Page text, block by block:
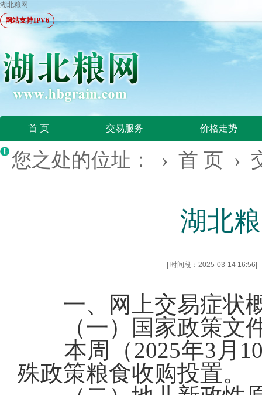
湖北粮网
网站支持IPV6
首 页 交易服务 价格走势
您之处的位址： › 首 页 ›
湖北
时间段：2025-03-14 16:56
一、网上交易症状
（一）国家政策文件
本周（2025年3月
殊政策粮食收购投置。